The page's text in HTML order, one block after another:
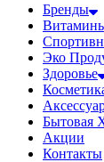
Бренды
Эко
Здоровье
Бытовая
Акции
Контакты